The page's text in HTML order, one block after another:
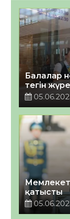
Балалар
тегін
Мемлекет
қатысты